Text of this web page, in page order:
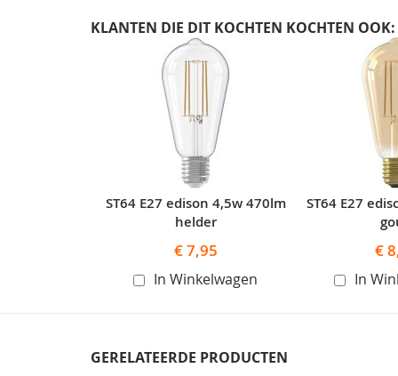
KLANTEN DIE DIT KOCHTEN KOCHTEN OOK:
ST64 E27 edison 4,5w 470lm
helder
€ 7,95
In Winkelwagen
ST64 E27
€
In
GERELATEERDE PRODUCTEN